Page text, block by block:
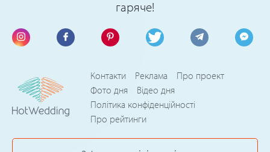
гаряче!
Контакти Реклама
Про проект
Фото дня
Відео дня
Політика конфіденційності
Про рейтинги